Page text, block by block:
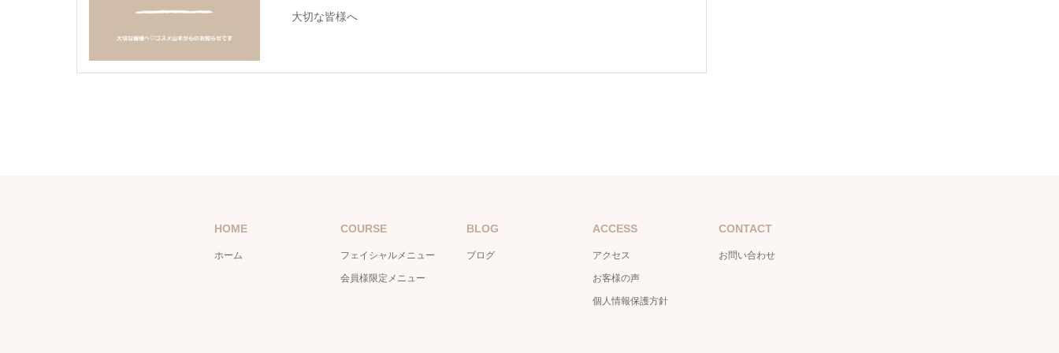
大切な皆様へ
HOME
ホーム
COURSE
フェイシャルメニュー
会員様限定メニュー
BLOG
ブログ
ACCESS
アクセス
お客様の声
個人情報保護方針
CONTACT
お問い合わせ